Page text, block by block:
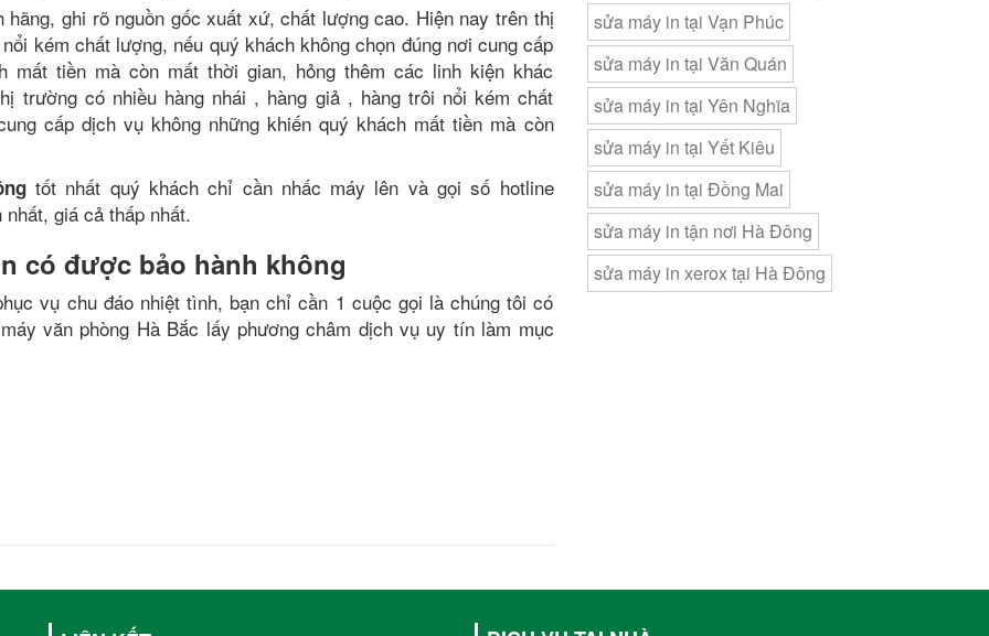
ghi rõ nguồn gốc xuất xứ, chất lượng cao. Hiện nay trên thị
kém chất lượng, nếu quý khách không chọn đúng nơi cung cấp
mất tiền mà còn mất thời gian, hỏng thêm các linh kiện khác
trường có nhiều hàng nhái , hàng giả , hàng trôi nổi kém chất
cấp dịch vụ không những khiến quý khách mất tiền mà còn
tốt nhất quý khách chỉ cần nhấc máy lên và gọi số hotline
giá cả thấp nhất.
có được bảo hành không
vụ chu đáo nhiệt tình, bạn chỉ cần 1 cuộc gọi là chúng tôi có
văn phòng Hà Bắc lấy phương châm dịch vụ uy tín làm mục
sửa máy in tại Vạn Phúc
sửa máy in tại Văn Quán
sửa máy in tại Yên Nghĩa
sửa máy in tại Yết Kiêu
sửa máy in tại Đồng Mai
sửa máy in tận nơi Hà Đông
sửa máy in xerox tại Hà Đông